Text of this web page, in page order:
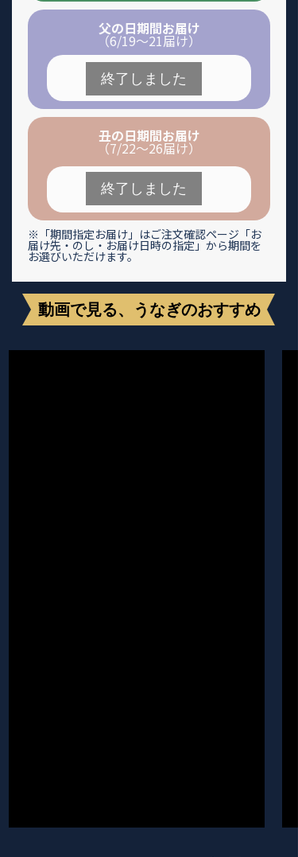
父の日期間お届け
（6/19～21届け）
申込締切
6/16（火）まで
丑の日期間お届け
（7/22～26届け）
申込締切
7/18（土）まで
※「期間指定お届け」はご注文確認ページ「お
届け先・のし・お届け日時の指定」から期間を
お選びいただけます。
動画で見る、うなぎのおすすめ